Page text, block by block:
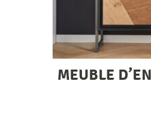
MEUBLE